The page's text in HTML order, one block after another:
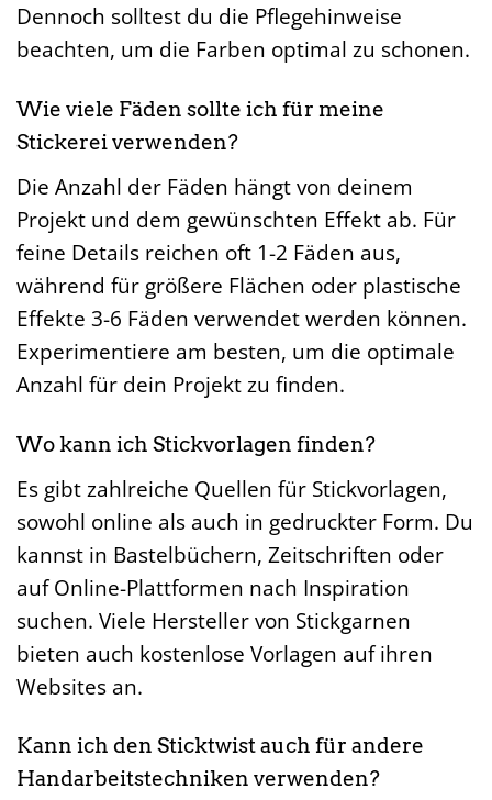
Dennoch solltest du die Pflegehinweise
beachten, um die Farben optimal zu schonen.
Wie viele Fäden sollte ich für meine
Stickerei verwenden?
Die Anzahl der Fäden hängt von deinem
Projekt und dem gewünschten Effekt ab. Für
feine Details reichen oft 1-2 Fäden aus,
während für größere Flächen oder plastische
Effekte 3-6 Fäden verwendet werden können.
Experimentiere am besten, um die optimale
Anzahl für dein Projekt zu finden.
Wo kann ich Stickvorlagen finden?
Es gibt zahlreiche Quellen für Stickvorlagen,
sowohl online als auch in gedruckter Form. Du
kannst in Bastelbüchern, Zeitschriften oder
auf Online-Plattformen nach Inspiration
suchen. Viele Hersteller von Stickgarnen
bieten auch kostenlose Vorlagen auf ihren
Websites an.
Kann ich den Sticktwist auch für andere
Handarbeitstechniken verwenden?